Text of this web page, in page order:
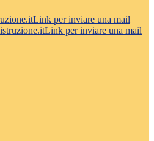
Link per inviare una mail
Link per inviare una mail